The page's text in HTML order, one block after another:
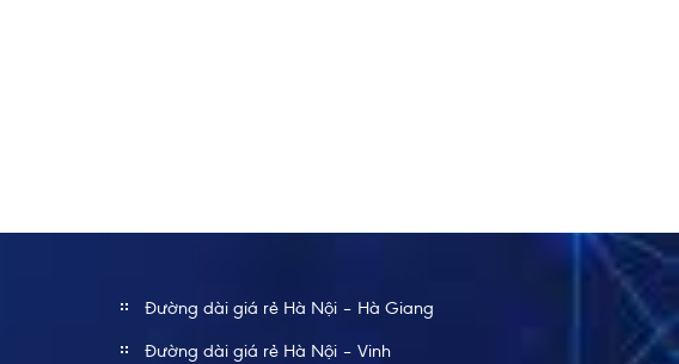
Đường dài giá rẻ Hà Nội – Hà Giang
Đường dài giá rẻ Hà Nội – Vinh